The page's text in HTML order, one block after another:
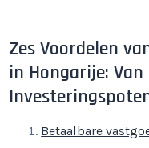
Zes Voordelen
in Hongarije:
Betaalbare